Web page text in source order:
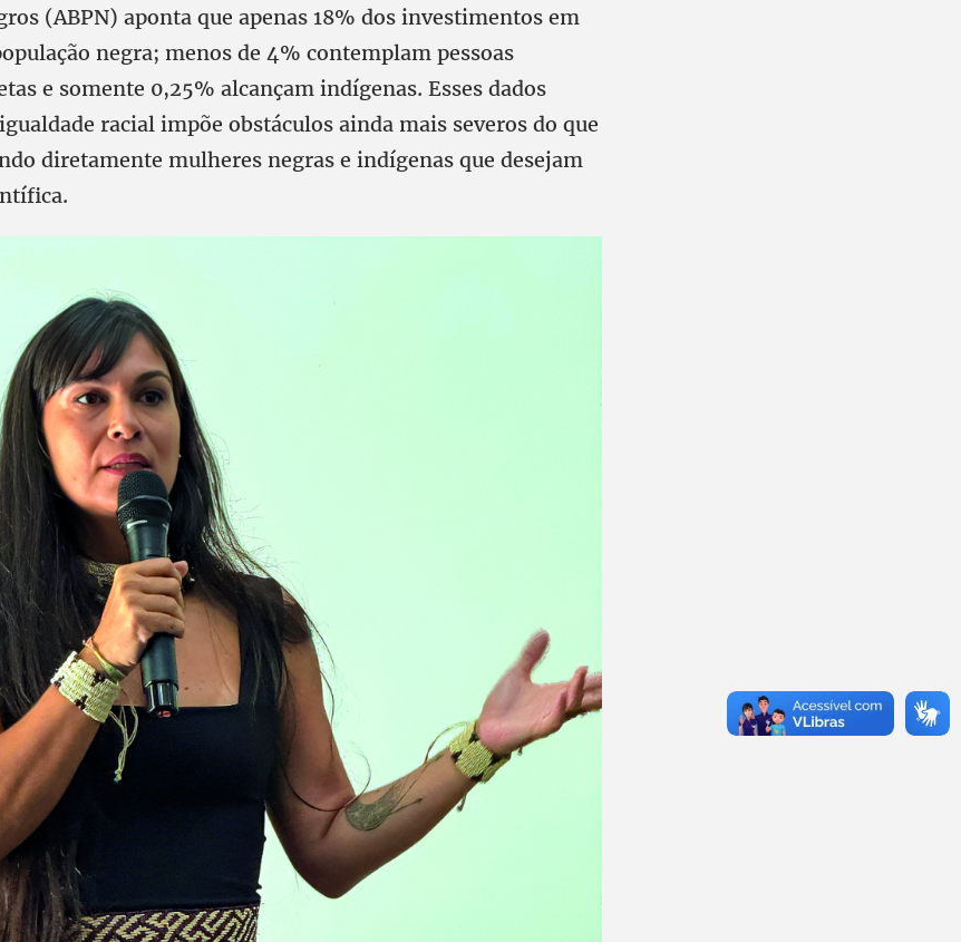
(ABPN) aponta que apenas 18% dos investimentos em
negra; menos de 4% contemplam pessoas
e somente 0,25% alcançam indígenas. Esses dados
racial impõe obstáculos ainda mais severos do que
diretamente mulheres negras e indígenas que desejam